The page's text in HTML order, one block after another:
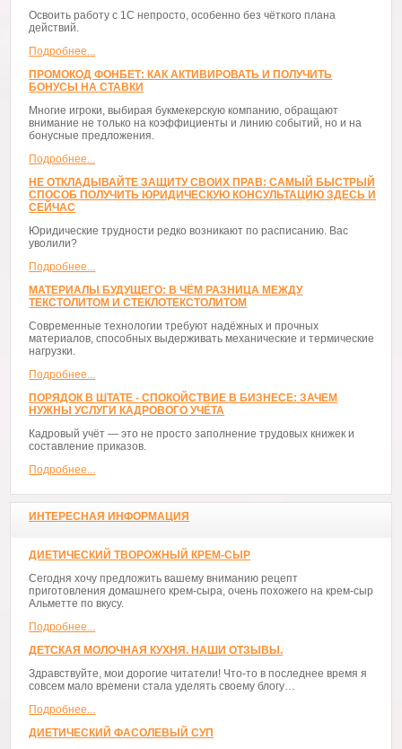
Освоить работу с 1С непросто, особенно без чёткого плана
действий.
Подробнее...
ПРОМОКОД ФОНБЕТ: КАК АКТИВИРОВАТЬ И ПОЛУЧИТЬ
БОНУСЫ НА СТАВКИ
Многие игроки, выбирая букмекерскую компанию, обращают
внимание не только на коэффициенты и линию событий, но и на
бонусные предложения.
Подробнее...
НЕ ОТКЛАДЫВАЙТЕ ЗАЩИТУ СВОИХ ПРАВ: САМЫЙ БЫСТРЫЙ
СПОСОБ ПОЛУЧИТЬ ЮРИДИЧЕСКУЮ КОНСУЛЬТАЦИЮ ЗДЕСЬ И
СЕЙЧАС
Юридические трудности редко возникают по расписанию. Вас
уволили?
Подробнее...
МАТЕРИАЛЫ БУДУЩЕГО: В ЧЁМ РАЗНИЦА МЕЖДУ
ТЕКСТОЛИТОМ И СТЕКЛОТЕКСТОЛИТОМ
Современные технологии требуют надёжных и прочных
материалов, способных выдерживать механические и термические
нагрузки.
Подробнее...
ПОРЯДОК В ШТАТЕ - СПОКОЙСТВИЕ В БИЗНЕСЕ: ЗАЧЕМ
НУЖНЫ УСЛУГИ КАДРОВОГО УЧЁТА
Кадровый учёт — это не просто заполнение трудовых книжек и
составление приказов.
Подробнее...
ИНТЕРЕСНАЯ ИНФОРМАЦИЯ
ДИЕТИЧЕСКИЙ ТВОРОЖНЫЙ КРЕМ-СЫР
Сегодня хочу предложить вашему вниманию рецепт
приготовления домашнего крем-сыра, очень похожего на крем-сыр
Альметте по вкусу.
Подробнее...
ДЕТСКАЯ МОЛОЧНАЯ КУХНЯ. НАШИ ОТЗЫВЫ.
Здравствуйте, мои дорогие читатели! Что-то в последнее время я
совсем мало времени стала уделять своему блогу…
Подробнее...
ДИЕТИЧЕСКИЙ ФАСОЛЕВЫЙ СУП